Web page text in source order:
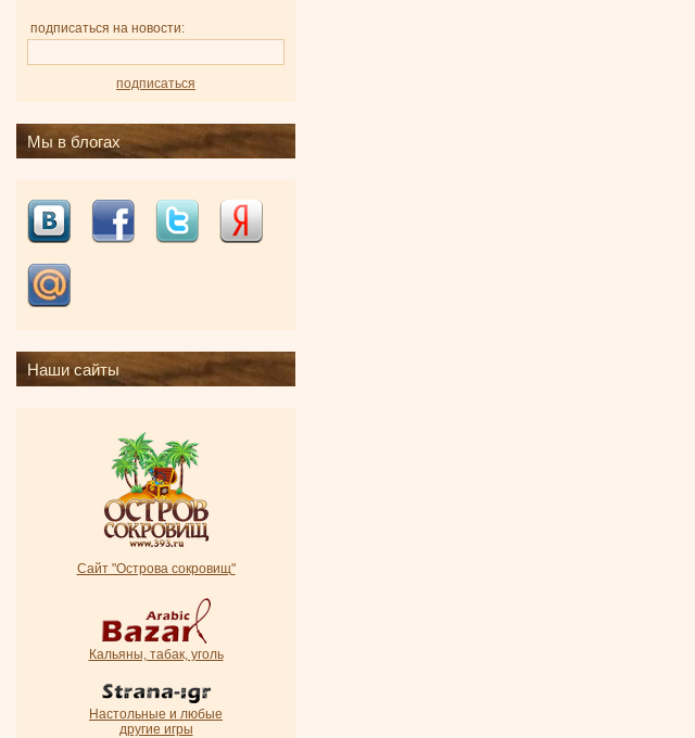
подписаться на новости:
подписаться
Мы в блогах
Наши сайты
Сайт "Острова сокровищ"
Кальяны, табак, уголь
Настольные и любые
другие игры